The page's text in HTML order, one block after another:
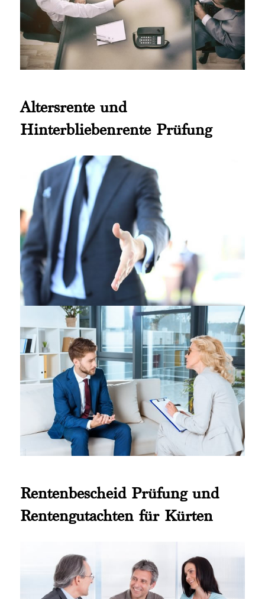
Altersrente und
Hinterbliebenrente Prüfung
Rentenbescheid Prüfung und
Rentengutachten für Kürten